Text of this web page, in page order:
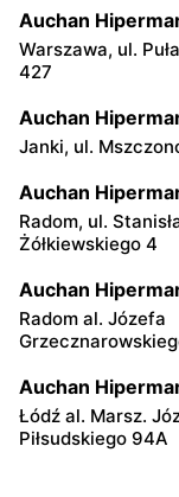
Dla zachowania
płatność
czas i nie szukać
sklepowymi
Dzięki
dostęp do oferty
Korzystając z
cieszyć się
Auchan. Co
przemysłowe. Na
żywność
gotowe zestawy
Auchan
Warszawa, ul.
427
Auchan
Janki, ul.
Auchan
Radom, ul.
Żółkiewskiego 4
Auchan
Radom al. Józefa
Auchan
Łódź al. Marsz.
Piłsudskiego 94A